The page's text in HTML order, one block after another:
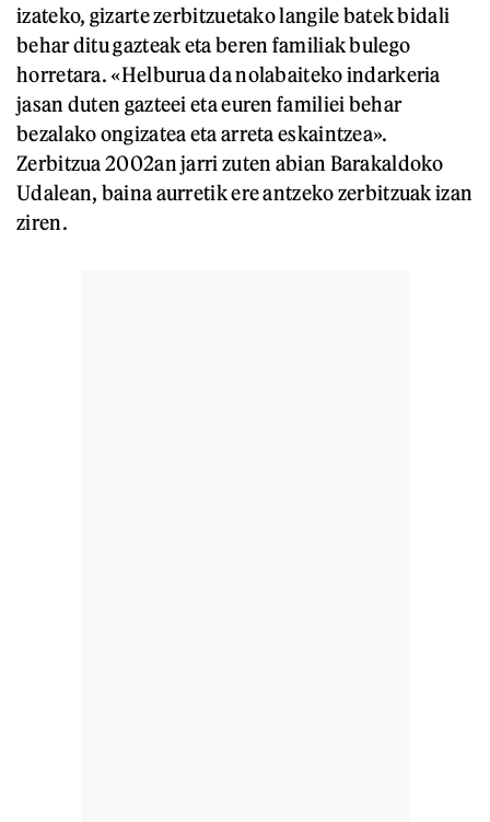
izateko, gizarte zerbitzuetako langile batek bidali
behar ditu gazteak eta beren familiak bulego
horretara. «Helburua da nolabaiteko indarkeria
jasan duten gazteei eta euren familiei behar
bezalako ongizatea eta arreta eskaintzea».
Zerbitzua 2002an jarri zuten abian Barakaldoko
Udalean, baina aurretik ere antzeko zerbitzuak izan
ziren.